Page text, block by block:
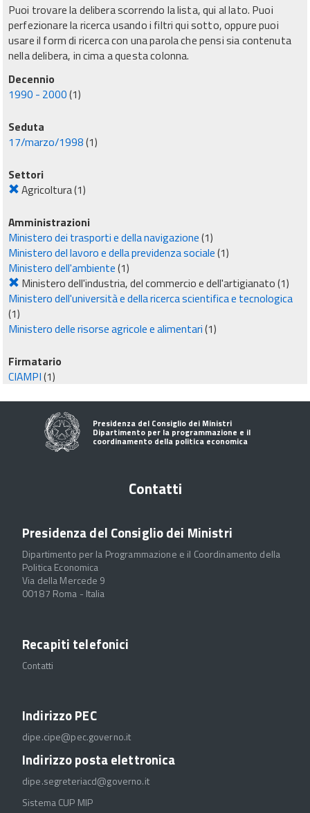
Puoi trovare la delibera scorrendo la lista, qui al lato. Puoi
perfezionare la ricerca usando i filtri qui sotto, oppure puoi
usare il form di ricerca con una parola che pensi sia contenuta
nella delibera, in cima a questa colonna.
Decennio
1990 - 2000(1)
Seduta
17/marzo/1998(1)
Settori
Agricoltura(1)
Amministrazioni
Ministero dei trasporti e della navigazione(1)
Ministero del lavoro e della previdenza sociale(1)
Ministero dell'ambiente(1)
Ministero dell'industria, del commercio e dell'artigianato(1)
Ministero dell'università e della ricerca scientifica e tecnologica
(1)
Ministero delle risorse agricole e alimentari(1)
Firmatario
CIAMPI(1)
Presidenza del Consiglio dei Ministri
Dipartimento per la programmazione e il
coordinamento della politica economica
Contatti
Presidenza del Consiglio dei Ministri
Dipartimento per la Programmazione e il Coordinamento della
Politica Economica
Via della Mercede 9
00187 Roma - Italia
Recapiti telefonici
Contatti
Indirizzo PEC
dipe.cipe@pec.governo.it
Indirizzo posta elettronica
dipe.segreteriacd@governo.it
Sistema CUP MIP